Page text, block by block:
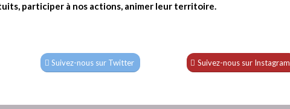
participer à nos actions, animer leur territoire.
Suivez-nous sur Twitter Suivez-nous sur Instagram